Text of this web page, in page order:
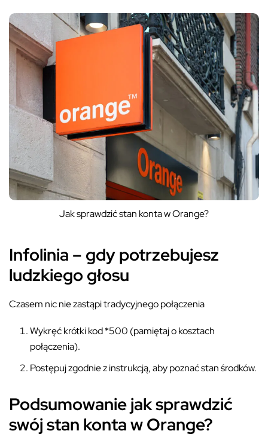
Jak sprawdzić stan konta w Orange?
Infolinia – gdy potrzebujesz
ludzkiego głosu
Czasem nic nie zastąpi tradycyjnego połączenia
Wykręć krótki kod *500 (pamiętaj o kosztach
połączenia).
Postępuj zgodnie z instrukcją, aby poznać stan środków.
Podsumowanie jak sprawdzić
swój stan konta w Orange?